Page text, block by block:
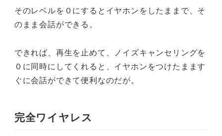
そのレベルを０にするとイヤホンをしたままで、そ
のまま会話ができる。
できれば、再生を止めて、ノイズキャンセリングを
０に同時にしてくれると、イヤホンをつけたまます
ぐに会話ができて便利なのだが。
完全ワイヤレス